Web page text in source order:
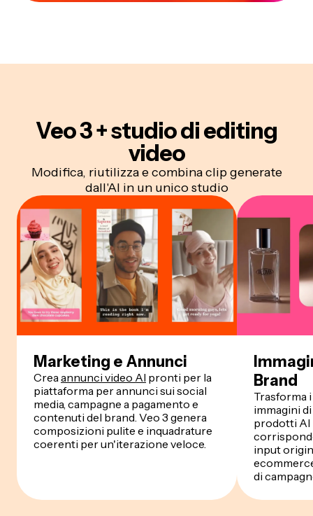
Veo 3 +studio di editing
video
Modifica, riutilizza e combina clip generate
dall'AI in un unico studio
Marketing e Annunci
Crea annunci video AI pronti per la
piattaforma per annunci sui social
media, campagne a pagamento e
contenuti del brand. Veo 3 genera
composizioni pulite e inquadrature
coerenti per un'iterazione veloce.
Brand
Trasforma
immagini
prodotti AI
input
di